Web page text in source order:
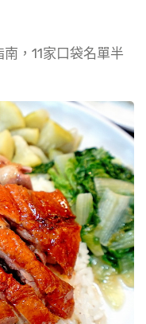
，11家口袋名單半